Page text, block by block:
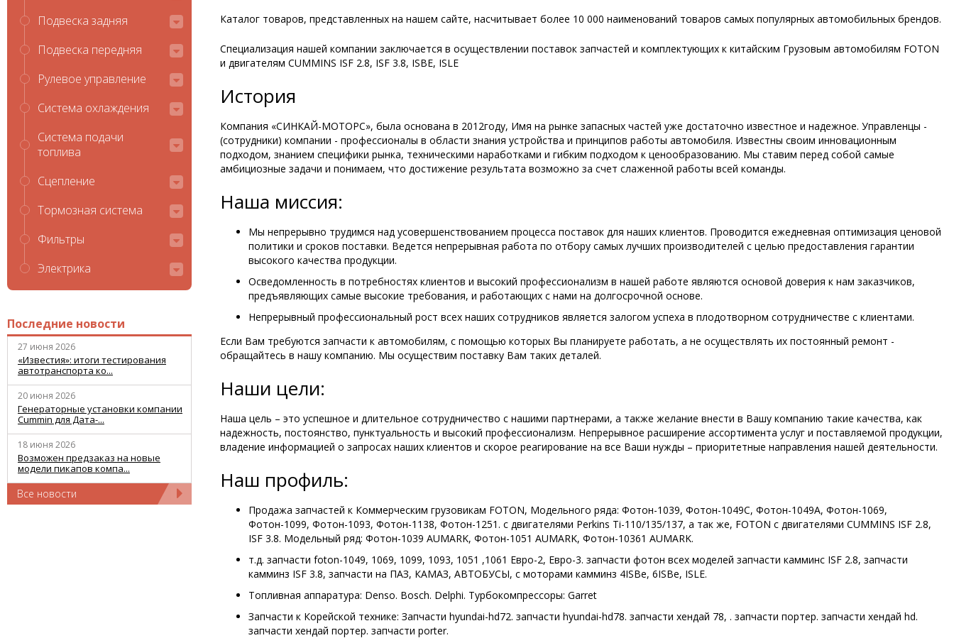
Подвеска задняя
Подвеска передняя
Рулевое управление
Система охлаждения
Система подачи
топлива
Сцепление
Тормозная система
Фильтры
Электрика
Последние новости
27 июня 2026
«Известия»: итоги тестирования
автотранспорта ко...
20 июня 2026
Генераторные установки компании
Cummin для Дата-...
18 июня 2026
Возможен предзаказ на новые
модели пикапов компа...
Все новости
Каталог товаров, представленных на нашем сайте, насчитывает более 10 000 наименований товаров самых популярных автомобильных брендов.
Специализация нашей компании заключается в осуществлении поставок запчастей и комплектующих к китайским Грузовым автомобилям FOTON
и двигателям CUMMINS ISF 2.8, ISF 3.8, ISBE, ISLE
История
Компания «СИНКАЙ-МОТОРС», была основана в 2012году, Имя на рынке запасных частей уже достаточно известное и надежное. Управленцы -
(сотрудники) компании - профессионалы в области знания устройства и принципов работы автомобиля. Известны своим инновационным
подходом, знанием специфики рынка, техническими наработками и гибким подходом к ценообразованию. Мы ставим перед собой самые
амбициозные задачи и понимаем, что достижение результата возможно за счет слаженной работы всей команды.
Наша миссия:
Мы непрерывно трудимся над усовершенствованием процесса поставок для наших клиентов. Проводится ежедневная оптимизация ценовой
политики и сроков поставки. Ведется непрерывная работа по отбору самых лучших производителей с целью предоставления гарантии
высокого качества продукции.
Осведомленность в потребностях клиентов и высокий профессионализм в нашей работе являются основой доверия к нам заказчиков,
предъявляющих самые высокие требования, и работающих с нами на долгосрочной основе.
Непрерывный профессиональный рост всех наших сотрудников является залогом успеха в плодотворном сотрудничестве с клиентами.
Если Вам требуются запчасти к автомобилям, с помощью которых Вы планируете работать, а не осуществлять их постоянный ремонт -
обращайтесь в нашу компанию. Мы осуществим поставку Вам таких деталей.
Наши цели:
Наша цель – это успешное и длительное сотрудничество с нашими партнерами, а также желание внести в Вашу компанию такие качества, как
надежность, постоянство, пунктуальность и высокий профессионализм. Непрерывное расширение ассортимента услуг и поставляемой продукции,
владение информацией о запросах наших клиентов и скорое реагирование на все Ваши нужды – приоритетные направления нашей деятельности.
Наш профиль:
Продажа запчастей к Коммерческим грузовикам FOTON, Модельного ряда: Фотон-1039, Фотон-1049С, Фотон-1049А, Фотон-1069,
Фотон-1099, Фотон-1093, Фотон-1138, Фотон-1251. с двигателями Perkins Ti-110/135/137, а так же, FOTON с двигателями CUMMINS ISF 2.8,
ISF 3.8. Модельный ряд: Фотон-1039 AUMARK, Фотон-1051 AUMARK, Фотон-10361 AUMARK.
т.д. запчасти foton-1049, 1069, 1099, 1093, 1051 ,1061 Евро-2, Евро-3. запчасти фотон всех моделей запчасти камминс ISF 2.8, запчасти
камминз ISF 3.8, запчасти на ПАЗ, КАМАЗ, АВТОБУСЫ, с моторами камминз 4ISBe, 6ISBe, ISLE.
Топливная аппаратура: Denso. Bosch. Delphi. Турбокомпрессоры: Garret
Запчасти к Корейской технике: Запчасти hyundai-hd72. запчасти hyundai-hd78. запчасти хендай 78, . запчасти портер. запчасти хендай hd.
запчасти хендай портер. запчасти porter.